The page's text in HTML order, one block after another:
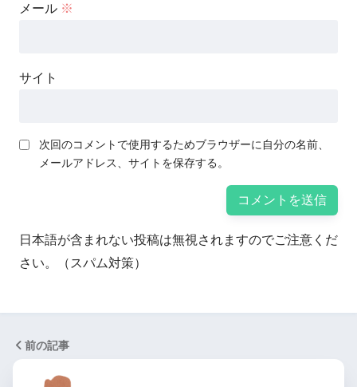
メール ※
サイト
次回のコメントで使用するためブラウザーに自分の名前、
メールアドレス、サイトを保存する。
日本語が含まれない投稿は無視されますのでご注意くだ
さい。（スパム対策）
前の記事